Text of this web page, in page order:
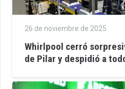
26 de noviembre de 2025
Whirlpool cerró
de Pilar y despidió a